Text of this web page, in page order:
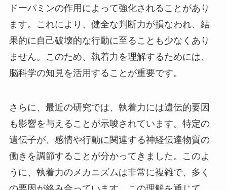
ドーパミンの作用によって強化されることがあり
ます。これにより、健全な判断力が損なわれ、結
果的に自己破壊的な行動に至ることも少なくあり
ません。このため、執着力を理解するためには、
脳科学の知見を活用することが重要です。
さらに、最近の研究では、執着力には遺伝的要因
も影響を与えることが示唆されています。特定の
遺伝子が、感情や行動に関連する神経伝達物質の
働きを調節することが分かってきました。このよ
うに、執着力のメカニズムは非常に複雑で、多く